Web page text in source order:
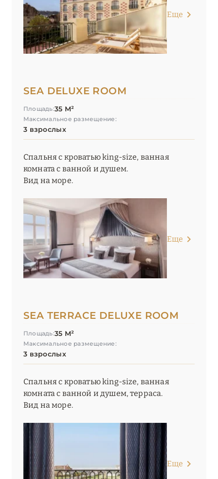
Еще
SEA DELUXE ROOM
Площадь:35 М²
Максимальное размещение:
3 взрослых
Спальня с кроватью king-size, ванная
комната с ванной и душем.
Вид на море.
Еще
SEA TERRACE DELUXE ROOM
Площадь:35 М²
Максимальное размещение:
3 взрослых
Спальня с кроватью king-size, ванная
комната с ванной и душем, терраса.
Вид на море.
Еще